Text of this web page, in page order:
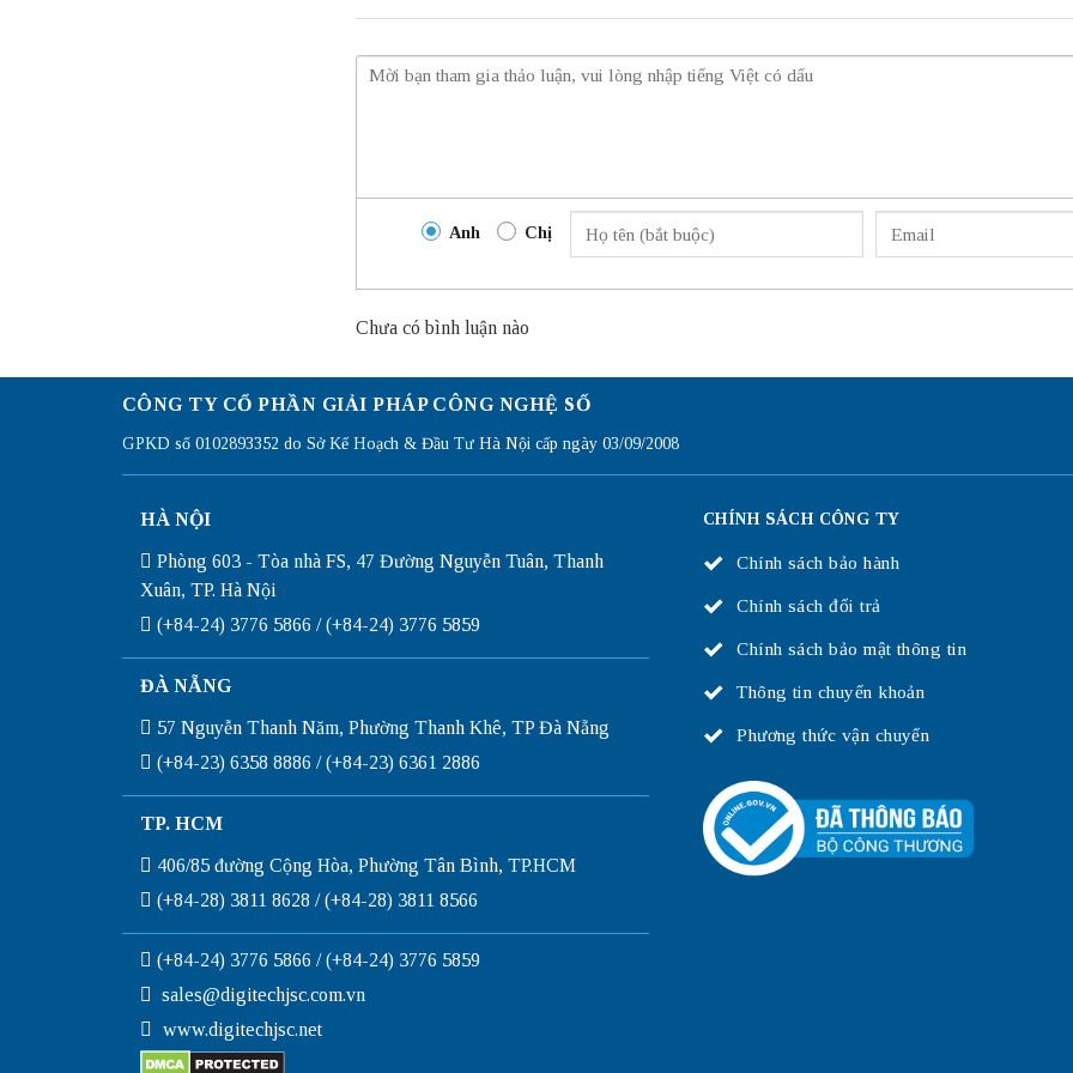
Anh Chị
Chưa có bình luận nào
CÔNG TY CỔ PHẦN GIẢI PHÁP CÔNG NGHỆ SỐ
GPKD số 0102893352 do Sở Kế Hoạch & Đầu Tư Hà Nội cấp ngày 03/09/2008
HÀ NỘI
Phòng 603 - Tòa nhà FS, 47 Đường Nguyễn Tuân, Thanh
Xuân, TP. Hà Nội
(+84-24) 3776 5866 / (+84-24) 3776 5859
ĐÀ NẴNG
57 Nguyễn Thanh Năm, Phường Thanh Khê, TP Đà Nẵng
(+84-23) 6358 8886 / (+84-23) 6361 2886
TP. HCM
406/85 đường Cộng Hòa, Phường Tân Bình, TP.HCM
(+84-28) 3811 8628 / (+84-28) 3811 8566
(+84-24) 3776 5866 / (+84-24) 3776 5859
sales@digitechjsc.com.vn
www.digitechjsc.net
CHÍNH SÁCH CÔNG TY
Chính sách bảo hành
Chính sách đổi trả
Chính sách bảo mật thông tin
Thông tin chuyển khoản
Phương thức vận chuyển